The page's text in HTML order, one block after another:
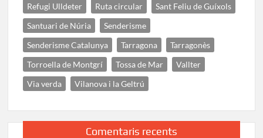
Refugi Ulldeter
Ruta circular
Sant Feliu de Guíxols
Santuari de Núria
Senderisme
Senderisme Catalunya
Tarragona
Tarragonès
Torroella de Montgrí
Tossa de Mar
Vallter
Via verda
Vilanova i la Geltrú
Comentaris recents